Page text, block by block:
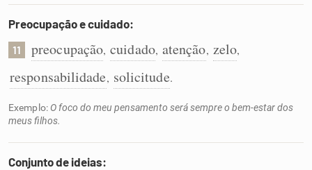
Preocupação e cuidado:
11 preocupação, cuidado, atenção, zelo,
responsabilidade, solicitude.
Exemplo: O foco do meu pensamento será sempre o bem-estar dos
meus filhos.
Conjunto de ideias: